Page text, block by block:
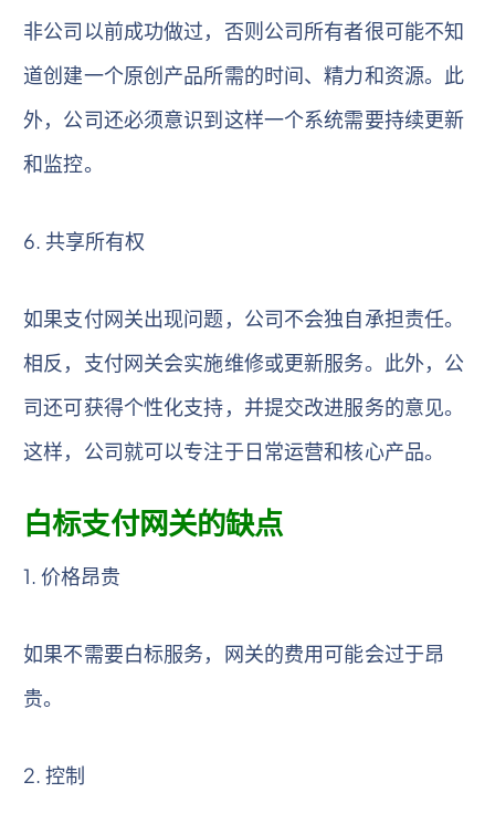
非公司以前成功做过，否则公司所有者很可能不知
道创建一个原创产品所需的时间、精力和资源。此
外，公司还必须意识到这样一个系统需要持续更新
和监控。
6. 共享所有权
如果支付网关出现问题，公司不会独自承担责任。
相反，支付网关会实施维修或更新服务。此外，公
司还可获得个性化支持，并提交改进服务的意见。
这样，公司就可以专注于日常运营和核心产品。
白标支付网关的缺点
1. 价格昂贵
如果不需要白标服务，网关的费用可能会过于昂
贵。
2. 控制